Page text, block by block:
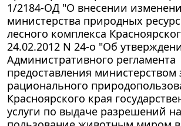
1/2184-ОД "О внесении
министерства природных
лесного комплекса
24.02.2012 N 24-о "Об
Административного регламента
предоставления министерством
рационального
Красноярского края
услуги по выдаче разрешений на